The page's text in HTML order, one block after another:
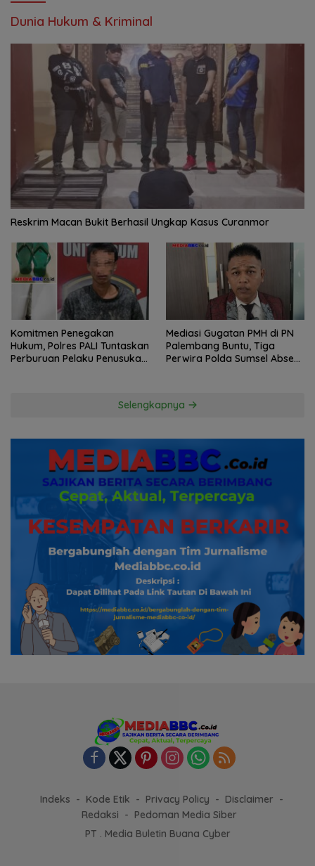
Dunia Hukum & Kriminal
Reskrim Macan Bukit Berhasil Ungkap Kasus Curanmor
Komitmen Penegakan
Hukum, Polres PALI Tuntaskan
Perburuan Pelaku Penusukan
Mediasi Gugatan PMH di PN
Palembang Buntu, Tiga
Perwira Polda Sumsel Absen,
Selengkapnya
Indeks Kode Etik Privacy Policy
Disclaimer
Redaksi
Pedoman Media Siber
PT . Media Buletin Buana Cyber